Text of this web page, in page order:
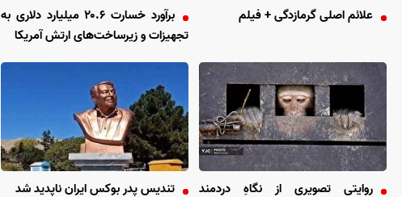
علائم اصلی گرمازدگی + فیلم
برآورد خسارت ۲۰.۶ میلیارد دلاری به
تجهیزات و زیرساخت‌های ارتش آمریکا
روایتی تصویری از نگاهِ دردمند
تندیس پدر بوکس ایران ناپدید شد